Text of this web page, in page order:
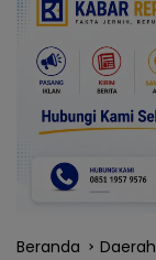
Beranda Daerah